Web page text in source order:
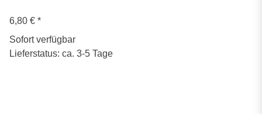
6,80 € *
Sofort verfügbar
Lieferstatus: ca. 3-5 Tage